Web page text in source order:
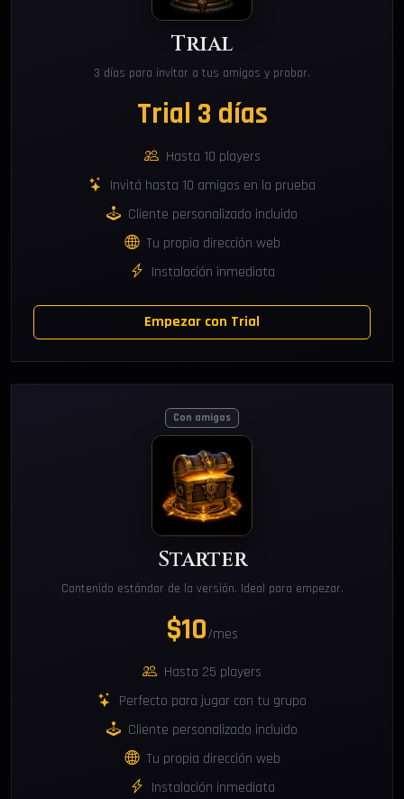
Trial
3 días para invitar a tus amigos y probar.
Trial 3 días
Hasta 10 players
Invitá hasta 10 amigos en la prueba
Cliente personalizado incluido
Tu propia dirección web
Instalación inmediata
Empezar con Trial
Con amigos
Starter
Contenido estándar de la versión. Ideal para empezar.
$10/mes
Hasta 25 players
Perfecto para jugar con tu grupo
Cliente personalizado incluido
Tu propia dirección web
Instalación inmediata